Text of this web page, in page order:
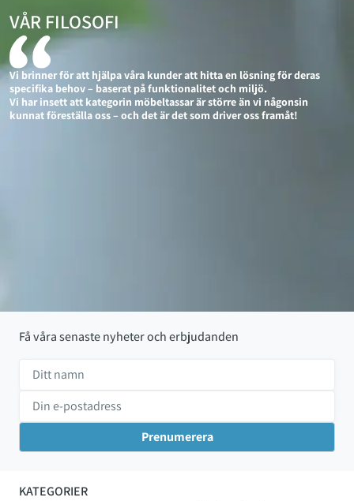
VÅR FILOSOFI
Vi brinner för att hjälpa våra kunder att hitta en lösning för deras
specifika behov – baserat på funktionalitet och miljö.
Vi har insett att kategorin möbeltassar är större än vi någonsin
kunnat föreställa oss – och det är det som driver oss framåt!
KATEGORIER
Få våra senaste nyheter och erbjudanden